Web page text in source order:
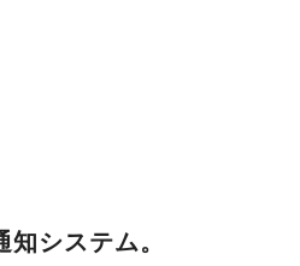
システム。